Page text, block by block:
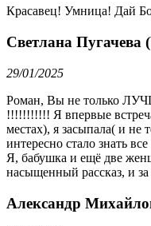
Красавец! Умница! Дай
Светлана Пугачева
29/01/2025
Роман, Вы не только
!!!!!!!!!!! Я впервые
местах), я засыпала( и не
интересно стало знать
Я, бабушка и ещё две
насыщенный рассказ, и
Александр